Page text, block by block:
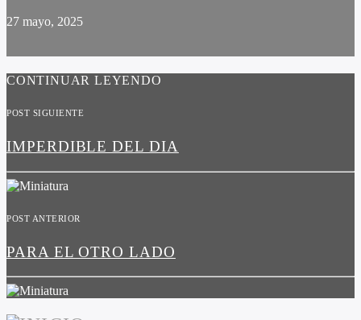
27 mayo, 2025
CONTINUAR LEYENDO
POST SIGUIENTE
IMPERDIBLE DEL DIA
POST ANTERIOR
PARA EL OTRO LADO